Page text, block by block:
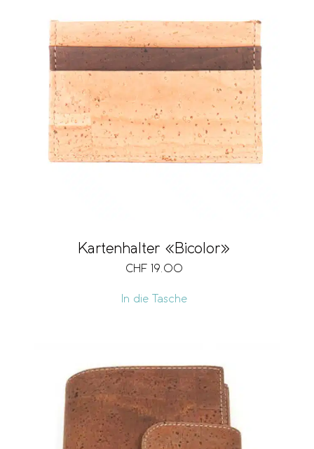
Kartenhalter «Bicolor»
CHF 19.00
In die Tasche